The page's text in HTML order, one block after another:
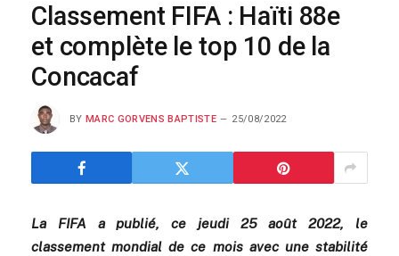
Classement FIFA : Haïti 88e
et complète le top 10 de la
Concacaf
BY MARC GORVENS BAPTISTE 25/08/2022
La FIFA a publié, ce jeudi 25 août 2022, le
classement mondial de ce mois avec une stabilité